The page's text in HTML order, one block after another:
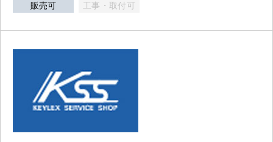
販売可 工事・取付可